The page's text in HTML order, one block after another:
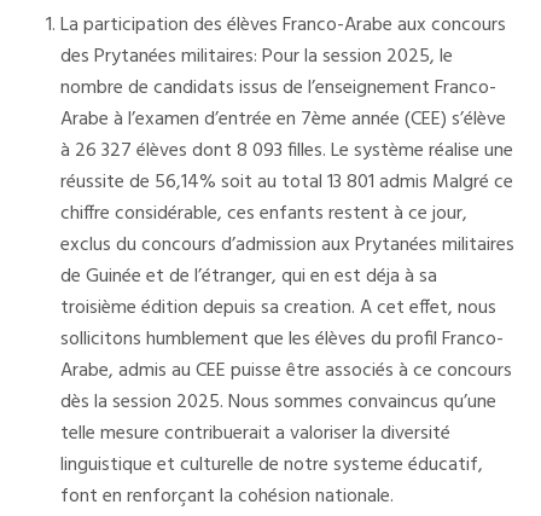
La participation des élèves Franco-Arabe aux concours
des Prytanées militaires: Pour la session 2025, le
nombre de candidats issus de l’enseignement Franco-
Arabe à l’examen d’entrée en 7ème année (CEE) s’élève
à 26 327 élèves dont 8 093 filles. Le système réalise une
réussite de 56,14% soit au total 13 801 admis Malgré ce
chiffre considérable, ces enfants restent à ce jour,
exclus du concours d’admission aux Prytanées militaires
de Guinée et de l’étranger, qui en est déja à sa
troisième édition depuis sa creation. A cet effet, nous
sollicitons humblement que les élèves du profil Franco-
Arabe, admis au CEE puisse être associés à ce concours
dès la session 2025. Nous sommes convaincus qu’une
telle mesure contribuerait a valoriser la diversité
linguistique et culturelle de notre systeme éducatif,
font en renforçant la cohésion nationale.